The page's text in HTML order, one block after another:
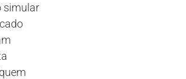
simular